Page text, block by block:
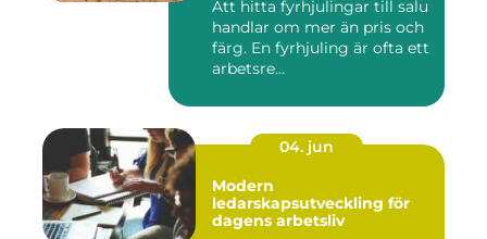
Att hitta fyrhjulingar till salu
handlar om mer än pris och
färg. En fyrhjuling är ofta ett
arbetsre...
04. jun
Modern
ledarskapsutveckling för
dagens arbetsliv